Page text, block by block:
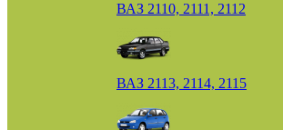
ВАЗ 2110, 2111, 2112
ВАЗ 2113, 2114, 2115